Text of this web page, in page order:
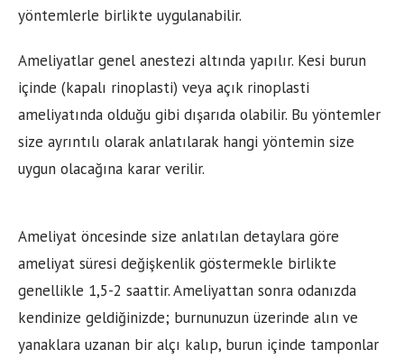
yöntemlerle birlikte uygulanabilir.
Ameliyatlar genel anestezi altında yapılır. Kesi burun
içinde (kapalı rinoplasti) veya açık rinoplasti
ameliyatında olduğu gibi dışarıda olabilir. Bu yöntemler
size ayrıntılı olarak anlatılarak hangi yöntemin size
uygun olacağına karar verilir.
Ameliyat öncesinde size anlatılan detaylara göre
ameliyat süresi değişkenlik göstermekle birlikte
genellikle 1,5-2 saattir. Ameliyattan sonra odanızda
kendinize geldiğinizde; burnunuzun üzerinde alın ve
yanaklara uzanan bir alçı kalıp, burun içinde tamponlar